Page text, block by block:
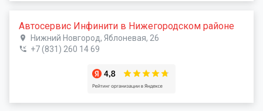
Автосервис Инфинити в Нижегородском районе
Нижний Новгород, Яблоневая, 26
+7 (831) 260 14 69